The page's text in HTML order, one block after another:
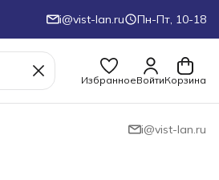
i@vist-lan.ru Пн-Пт, 10-18
ИзбранноеВойтиКорзина
i@vist-lan.ru